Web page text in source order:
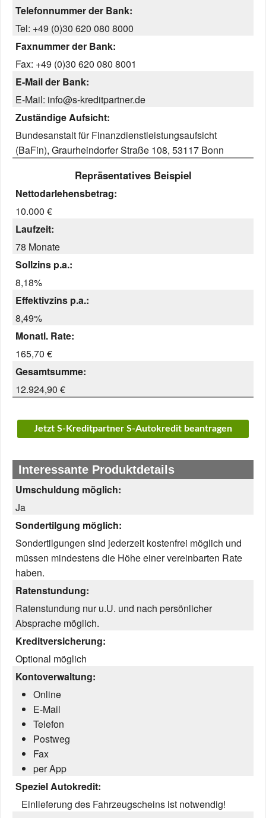
Telefonnummer der Bank:
Tel: +49 (0)30 620 080 8000
Faxnummer der Bank:
Fax: +49 (0)30 620 080 8001
E-Mail der Bank:
E-Mail: info@s-kreditpartner.de
Zuständige Aufsicht:
Bundesanstalt für Finanzdienstleistungsaufsicht
(BaFin), Graurheindorfer Straße 108, 53117 Bonn
Repräsentatives Beispiel
Nettodarlehensbetrag:
10.000 €
Laufzeit:
78 Monate
Sollzins p.a.:
8,18%
Effektivzins p.a.:
8,49%
Monatl. Rate:
165,70 €
Gesamtsumme:
12.924,90 €
Jetzt S-Kreditpartner S-Autokredit beantragen
Interessante Produktdetails
Umschuldung möglich:
Ja
Sondertilgung möglich:
Sondertilgungen sind jederzeit kostenfrei möglich und
müssen mindestens die Höhe einer vereinbarten Rate
haben.
Ratenstundung:
Ratenstundung nur u.U. und nach persönlicher
Absprache möglich.
Kreditversicherung:
Optional möglich
Kontoverwaltung:
Online
E-Mail
Telefon
Postweg
Fax
per App
Speziel Autokredit:
Einlieferung des Fahrzeugscheins ist notwendig!